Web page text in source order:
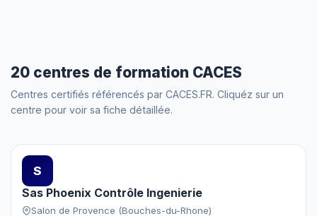
20 centres de formation CACES
Centres certifiés référencés par CACES.FR. Cliquéz sur un
centre pour voir sa fiche détaillée.
S
Sas Phoenix Contrôle Ingenierie
Salon de Provence (Bouches-du-Rhone)